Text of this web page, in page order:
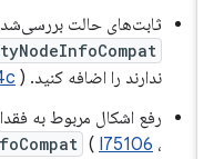
ثابت‌های حالت بررسی‌شده‌ی
ندارند را اضافه کنید. (
رفع اشکال مربوط به
(I75106